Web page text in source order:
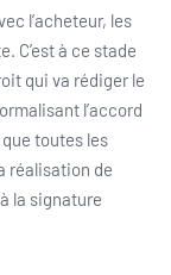
l’acheteur, les
C’est à ce stade
qui va rédiger le
l’accord
que toutes les
réalisation de
la signature